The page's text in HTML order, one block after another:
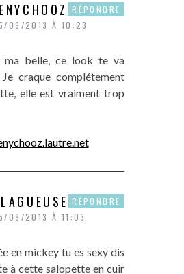
09/2013 À 10:23
ma belle, ce look te va
craque complétement
elle est vraiment trop
RÉPONDRE
09/2013 À 11:03
en mickey tu es sexy dis
à cette salopette en cuir
RÉPONDRE